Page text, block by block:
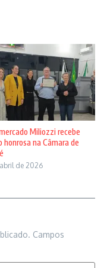
Miliozzi recebe
honrosa na Câmara de
de 2026
Campos